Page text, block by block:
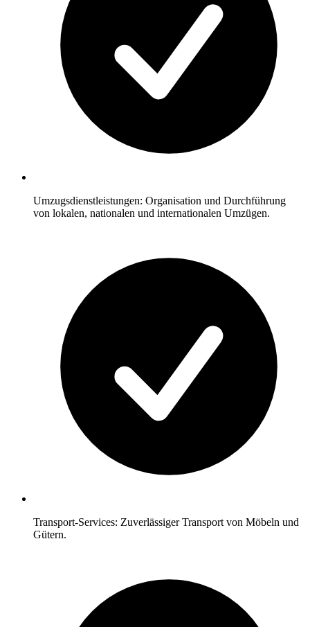
Umzugsdienstleistungen: Organisation und Durchführung
von lokalen, nationalen und internationalen Umzügen.
Transport-Services: Zuverlässiger Transport von Möbeln und
Gütern.